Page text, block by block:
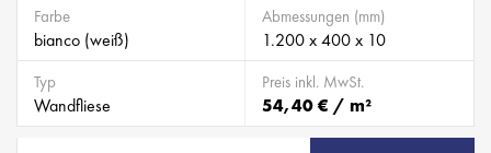
Farbe
bianco (weiß)
Abmessungen (mm)
1.200 x 400 x 10
Typ
Wandfliese
Preis inkl. MwSt.
54,40 € / m²